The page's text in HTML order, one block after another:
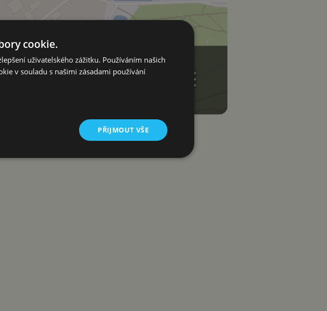
cookie.
uživatelského zážitku. Používáním našich
v souladu s našimi zásadami používání
PŘIJMOUT VŠE